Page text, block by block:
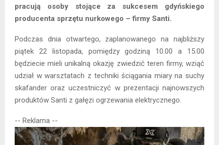
pracują osoby stojące za sukcesem gdyńskiego
producenta sprzętu nurkowego – firmy Santi.
Podczas dnia otwartego, zaplanowanego na najbliższy
piątek 22 listopada, pomiędzy godziną 10.00 a 15.00
będziecie mieli unikalną okazję zwiedzić teren firmy, wziąć
udział w warsztatach z techniki ściągania miary na suchy
skafander oraz uczestniczyć w prezentacji najnowszych
produktów Santi z gałęzi ogrzewania elektrycznego.
-- Reklama --